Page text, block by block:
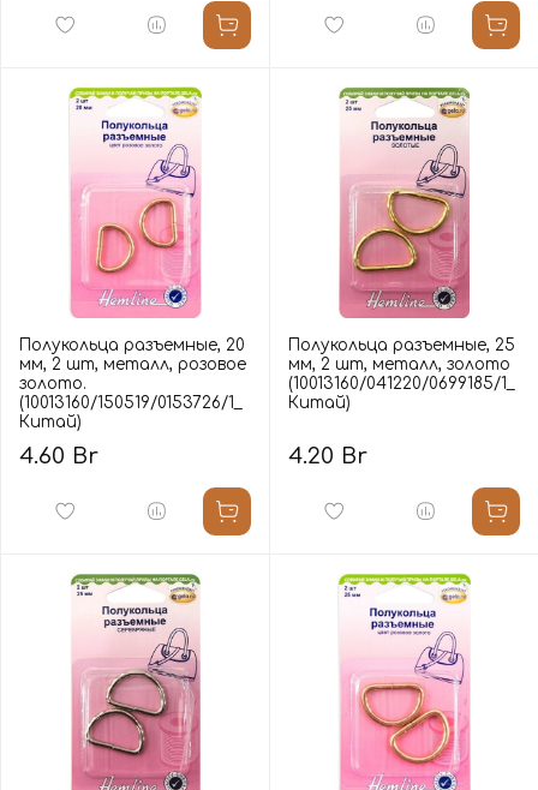
Полукольца разъемные, 20
мм, 2 шт, металл, розовое
золото.
(10013160/150519/0153726/1_
Китай)
4.60 Br
Полукольца разъемные, 25
мм, 2 шт, металл, золото
(10013160/041220/0699185/1_
Китай)
4.20 Br